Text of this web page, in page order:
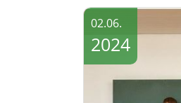
02.06.
2024